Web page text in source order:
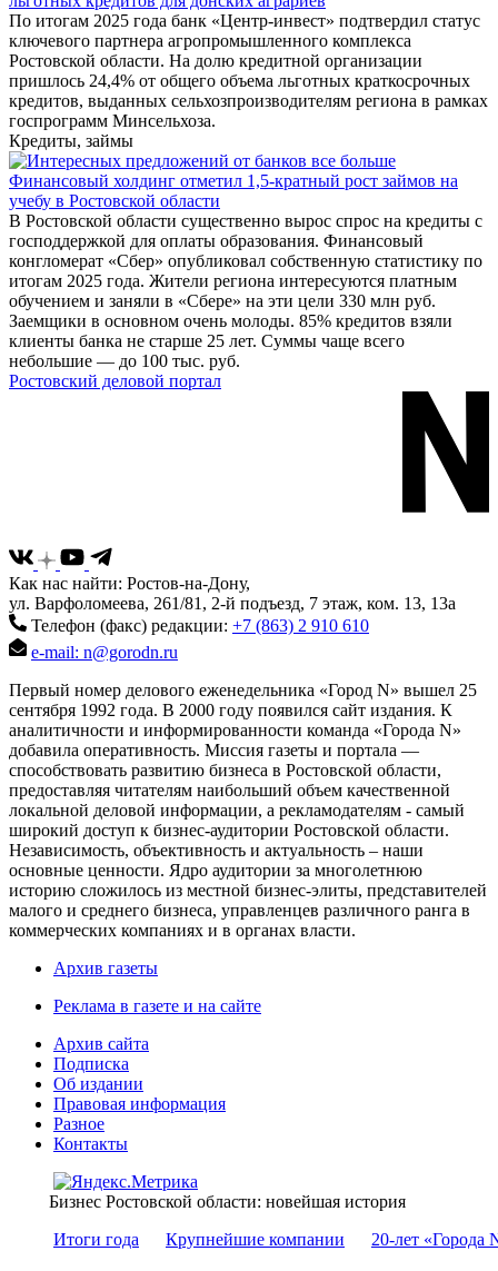
По итогам 2025 года банк «Центр-инвест» подтвердил статус
ключевого партнера агропромышленного комплекса
Ростовской области. На долю кредитной организации
пришлось 24,4% от общего объема льготных краткосрочных
кредитов, выданных сельхозпроизводителям региона в рамках
госпрограмм Минсельхоза.
Кредиты, займы
Финансовый холдинг отметил 1,5-кратный рост займов на
учебу в Ростовской области
В Ростовской области существенно вырос спрос на кредиты с
господдержкой для оплаты образования. Финансовый
конгломерат «Сбер» опубликовал собственную статистику по
итогам 2025 года. Жители региона интересуются платным
обучением и заняли в «Сбере» на эти цели 330 млн руб.
Заемщики в основном очень молоды. 85% кредитов взяли
клиенты банка не старше 25 лет. Суммы чаще всего
небольшие — до 100 тыс. руб.
Ростовский деловой портал
Как нас найти: Ростов-на-Дону,
ул. Варфоломеева, 261/81, 2-й подъезд, 7 этаж, ком. 13, 13а
Телефон (факс) редакции: +7 (863) 2 910 610
e-mail: n@gorodn.ru
Первый номер делового еженедельника «Город N» вышел 25
сентября 1992 года. В 2000 году появился сайт издания. К
аналитичности и информированности команда «Города N»
добавила оперативность. Миссия газеты и портала —
способствовать развитию бизнеса в Ростовской области,
предоставляя читателям наибольший объем качественной
локальной деловой информации, а рекламодателям - самый
широкий доступ к бизнес-аудитории Ростовской области.
Независимость, объективность и актуальность – наши
основные ценности. Ядро аудитории за многолетнюю
историю сложилось из местной бизнес-элиты, представителей
малого и среднего бизнеса, управленцев различного ранга в
коммерческих компаниях и в органах власти.
Архив газеты
Реклама в газете и на сайте
Архив сайта
Подписка
Об издании
Правовая информация
Разное
Контакты
Бизнес Ростовской области: новейшая история
Итоги года
Крупнейшие компании 20-лет «Города